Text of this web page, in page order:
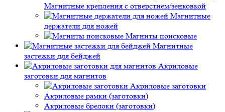
Магнитные крепления с отверстием/зенковкой
Магнитные
держатели для ножей
Магниты поисковые
Магнитные
застежки для бейджей
Акриловые
заготовки для магнитов
Акриловые заготовки
Акриловые рамки (заготовки)
Акриловые брелоки (заготовки)